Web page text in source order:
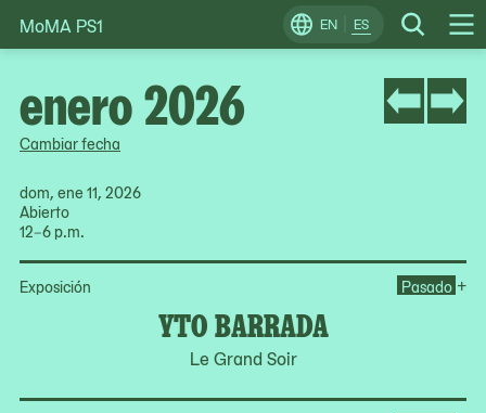
Skip
to
EN ES Search
Change
Locale
MoMA PS1
Cambiar fecha
dom, ene 11, 2026
Abierto
12–6 p.m.
Exposición
YTO BARRADA
Le Grand Soir
Pasado +
enero 2026